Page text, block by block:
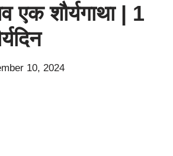
एक शौर्यगाथा | 1
10, 2024